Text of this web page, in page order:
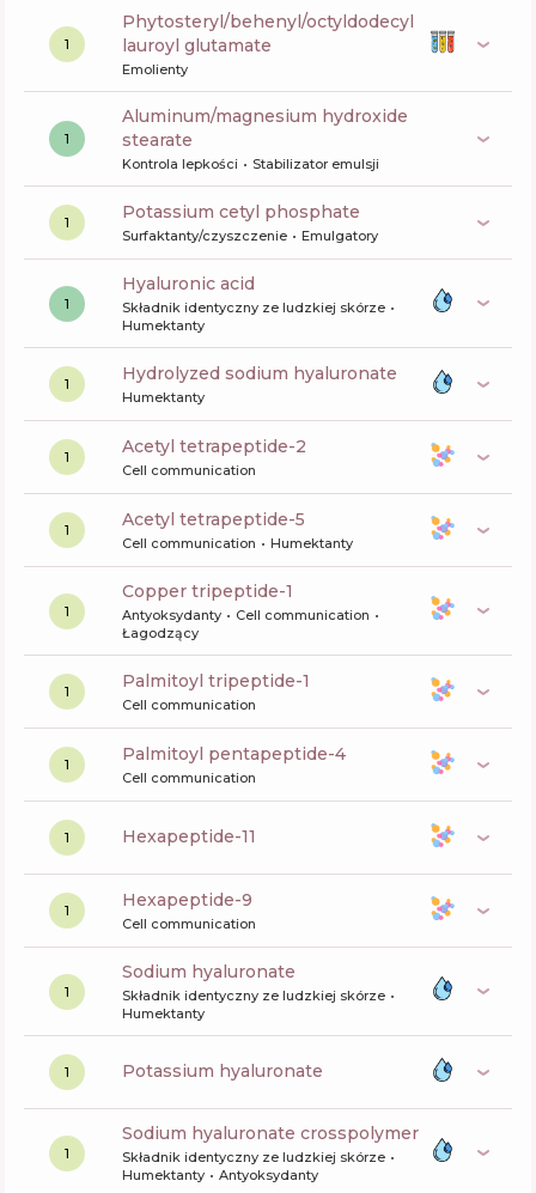
1
phytosteryl/behenyl/octyldodecyl
lauroyl glutamate
Emolienty
1
aluminum/magnesium hydroxide
stearate
Kontrola lepkości Stabilizator emulsji
1 potassium cetyl phosphate
Surfaktanty/czyszczenie Emulgatory
1
hyaluronic acid
Składnik identyczny ze ludzkiej skórze
Humektanty
1 hydrolyzed sodium hyaluronate
Humektanty
1 acetyl tetrapeptide-2
Cell communication
1 acetyl tetrapeptide-5
Cell communication Humektanty
1
copper tripeptide-1
Antyoksydanty
Cell communication
Łagodzący
1 palmitoyl tripeptide-1
Cell communication
1 palmitoyl pentapeptide-4
Cell communication
1 hexapeptide-11
1 hexapeptide-9
Cell communication
1
sodium hyaluronate
Składnik identyczny ze ludzkiej skórze
Humektanty
1 potassium hyaluronate
1
sodium hyaluronate crosspolymer
Składnik identyczny ze ludzkiej skórze
Humektanty
Antyoksydanty